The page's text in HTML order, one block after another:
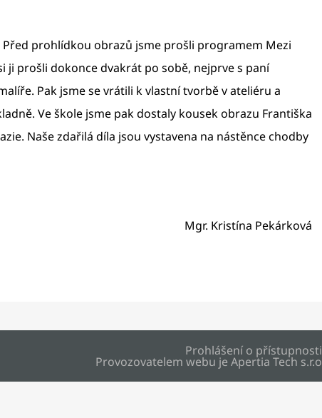
prohlídkou obrazů jsme prošli programem Mezi
ji prošli dokonce dvakrát po sobě, nejprve s paní
Pak jsme se vrátili k vlastní tvorbě v ateliéru a
Ve škole jsme pak dostaly kousek obrazu Františka
Naše zdařilá díla jsou vystavena na nástěnce chodby
Mgr. Kristína Pekárková
Prohlášení o přístupnosti
Provozovatelem webu jeApertia Tech s.r.o